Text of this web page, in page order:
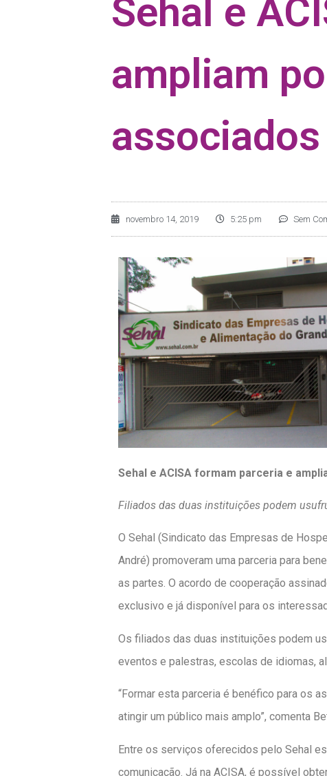
Sehal e
ampliam
associados
novembro 14, 2019 5:25 pm Sem
Sehal e ACISA formam parceria e
Filiados das duas instituições podem
O Sehal (Sindicato das Empresas de
André) promoveram uma parceria para
as partes. O acordo de cooperação
exclusivo e já disponível para os
Os filiados das duas instituições podem
eventos e palestras, escolas de idiomas,
“Formar esta parceria é benéfico para os
atingir um público mais amplo”, comenta
Entre os serviços oferecidos pelo Sehal
comunicação. Já na ACISA, é possível